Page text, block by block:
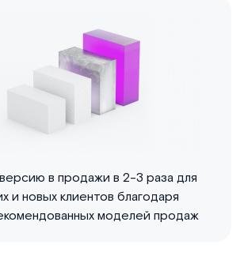
в продажи в 2-3 раза для
и новых клиентов благодаря
моделей продаж